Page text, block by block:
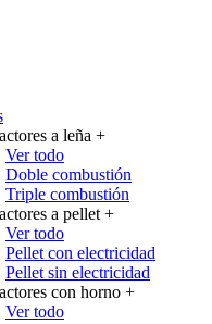
a leña +
Ver todo
Doble combustión
Triple combustión
a pellet +
Ver todo
Pellet con electricidad
Pellet sin electricidad
con horno +
Ver todo